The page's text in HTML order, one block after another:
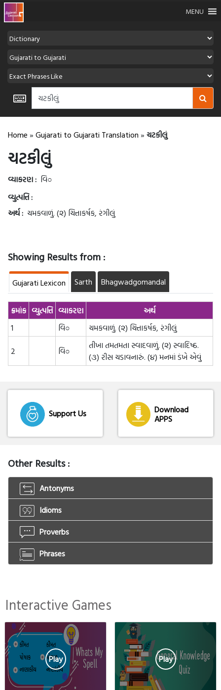
MENU
Home » Gujarati to Gujarati Translation » ચટકીલું
ચટકીલું
વ્યાકરણ : વિ○
વ્યુત્પત્તિ :
અર્થ : ચમકવાળું. (૨) ચિત્તાકર્ષક, રંગીલું
Showing Results from :
Gujarati Lexicon Sarth Bhagwadgomandal
ક્રમાંક વ્યુત્પત્તિ વ્યાકરણ
અર્થ
1
વિ○
ચમકવાળું. (૨) ચિત્તાકર્ષક, રંગીલું
2
વિ○
તીખા તમતમતા સ્વાદવાળું. (૨) સ્વાદિષ્ઠ.
(૩) રીસ ચડાવનારું. (૪) મનમાં ડંખે એવું
Support Us Download
APPS
Other Results :
Antonyms
Idioms
Proverbs
Phrases
Interactive Games
Play Play